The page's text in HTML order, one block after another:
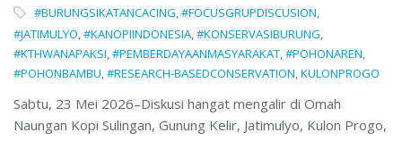
#BURUNGSIKATANCACING,#FOCUSGRUPDISCUSION,
#JATIMULYO,#KANOPIINDONESIA,#KONSERVASIBURUNG,
#KTHWANAPAKSI,#PEMBERDAYAANMASYARAKAT,#POHONAREN,
#POHONBAMBU,#RESEARCH-BASEDCONSERVATION,KULONPROGO
Sabtu, 23 Mei 2026–Diskusi hangat mengalir di Omah
Naungan Kopi Sulingan, Gunung Kelir, Jatimulyo, Kulon Progo,